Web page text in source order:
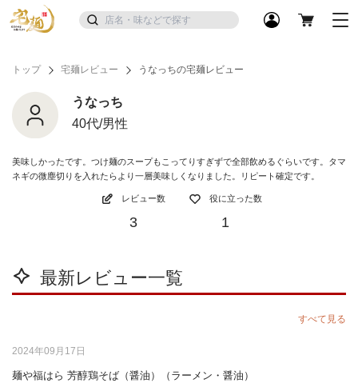
トップ 宅麺レビュー うなっちの宅麺レビュー
うなっち
40代/男性
美味しかったです。つけ麺のスープもこってりすぎずで全部飲めるぐらいです。タマ
ネギの微塵切りを入れたらより一層美味しくなりました。リピート確定です。
レビュー数
3
役に立った数
1
最新レビュー一覧
すべて見る
2024年09月17日
麺や福はら 芳醇鶏そば（醤油）（ラーメン・醤油）